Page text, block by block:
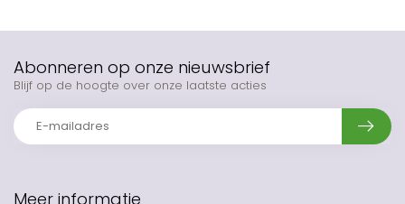
Meer informatie
Abonneren op onze nieuwsbrief
Blijf op de hoogte over onze laatste acties